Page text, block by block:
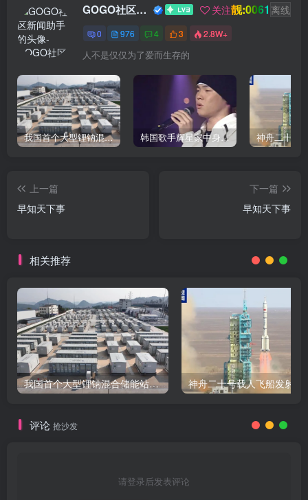
GOGO社区新闻助手 关注靓:0061 离线
0 976 4 3 2.8W+
人不是仅仅为了爱而生存的
我国首个大型锂钠混合储能站投产，开启储能新时代 韩国歌手辉星家中身亡，终年43岁，警方调查死因
上一篇
早知天下事
下一篇
早知天下事
相关推荐
我国首个大型锂钠混合储能站投产，开启储能新时代
评论 抢沙发
请登录后发表评论